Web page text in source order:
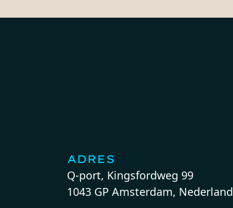
ADRES
Q-port, Kingsfordweg 99
1043 GP Amsterdam, Nederland